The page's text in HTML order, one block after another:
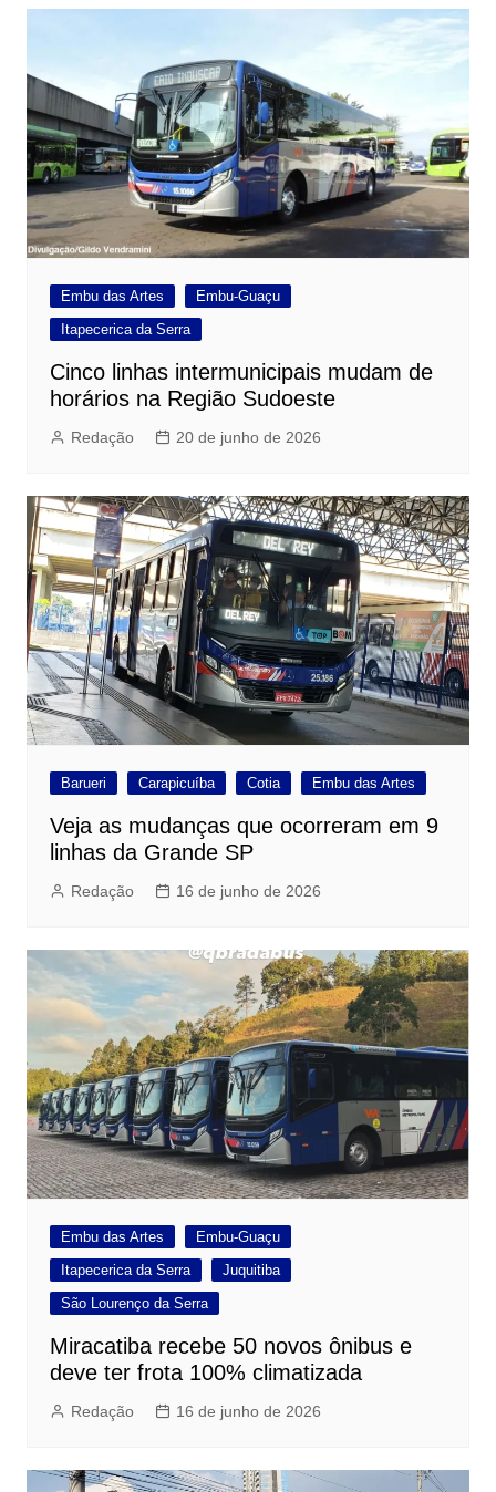
Post
Embu das Artes
Embu-Guaçu
Itapecerica da Serra
Cinco linhas intermunicipais mudam de
horários na Região Sudoeste
Redação 20 de junho de 2026
Barueri Carapicuíba Cotia Embu das Artes
Veja as mudanças que ocorreram em 9
linhas da Grande SP
Redação 16 de junho de 2026
Embu das Artes
Embu-Guaçu
Itapecerica da Serra
Juquitiba
São Lourenço da Serra
Miracatiba recebe 50 novos ônibus e
deve ter frota 100% climatizada
Redação 16 de junho de 2026